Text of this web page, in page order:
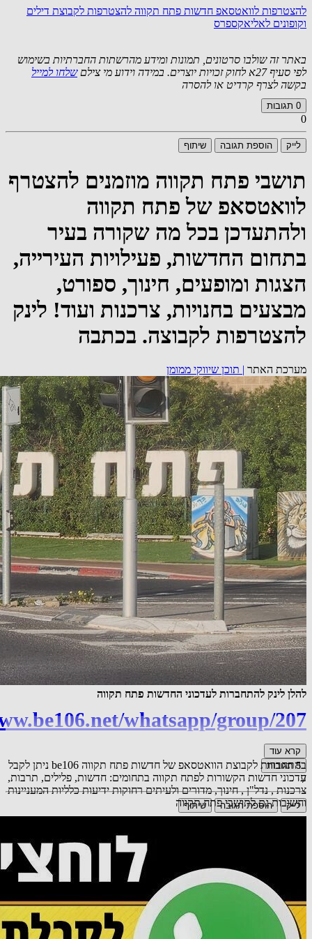
להצטרפות לוואטסאפ חדשות פתח תקווה להצטרפות לקבוצת דילים
וקופונים לאליאקספרס
באתר זה שולבו סרטונים, תמונות ומידע מהרשתות החברתיות בשימוש
לפי סעיף 27א לחוק זכויות יוצרים. במידה וידוע מי צילם
שלחו למייל
בקשה לצרף קרדיט או להסרה
0 תגובות
0
לייק הוספת תגובה שיתוף
תושבי פתח תקווה מוזמנים להצטרף
לוואטסאפ של פתח תקווה
ולהתעדכן בכל מה שקורה בעיר
בתחום החדשות, פעילויות העירייה,
הצגות ומופעים, חינוך, ספורט,
מבצעים בחנויות, צרכנות ועוד! לינק
להצטרפות לקבוצה. בכתבה
מערכת האתר | תוכן שיווקי ממומן
להלן לינק להתחברות לעדכוני החדשות פתח תקווה
whatsapp/group/207
בהתחברות לקבוצת הוואטסאפ של חדשות פתח תקווה be106 ניתן לקבל
עדכוני חדשות הקשורות לפתח תקווה בתחומים: חדשות, פלילים, תרבות,
צרכנות , נדל"ן , חינוך, מדורים ולעיתים רחוקות ידיעות כלליות המעניינות
וחשובות גם לתושבי פתח תקווה
קרא עוד
5תגובות
7
לייק הוספת תגובה שיתוף
אורח